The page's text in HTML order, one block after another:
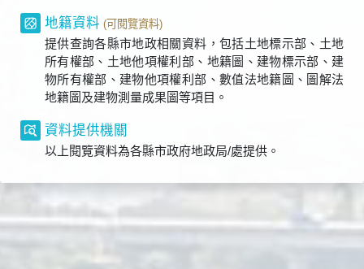
地籍資料 (可閱覽資料)
提供查詢各縣市地政相關資料，包括土地標示部、土地
所有權部、土地他項權利部、地籍圖、建物標示部、建
物所有權部、建物他項權利部、數值法地籍圖、圖解法
地籍圖及建物測量成果圖等項目。
資料提供機關
以上閱覽資料為各縣市政府地政局/處提供。